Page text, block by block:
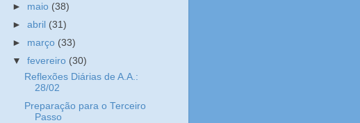
► maio (38)
►abril (31)
► março (33)
▼fevereiro (30)
Reflexões Diárias de A.A.:
28/02
Preparação para o Terceiro
Passo